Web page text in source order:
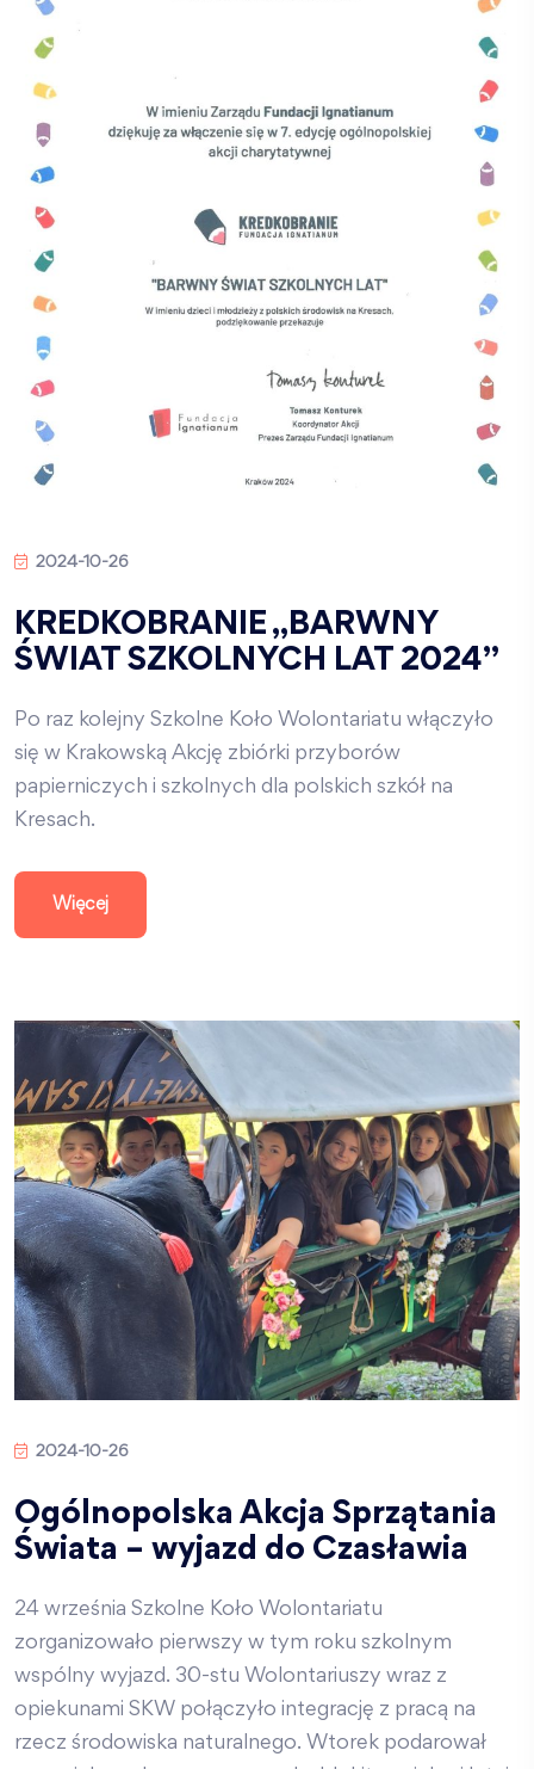
2024-10-26
KREDKOBRANIE „BARWNY
ŚWIAT SZKOLNYCH LAT 2024”
Po raz kolejny Szkolne Koło Wolontariatu włączyło
się w Krakowską Akcję zbiórki przyborów
papierniczych i szkolnych dla polskich szkół na
Kresach.
Więcej
2024-10-26
Ogólnopolska Akcja Sprzątania
Świata – wyjazd do Czasławia
24 września Szkolne Koło Wolontariatu
zorganizowało pierwszy w tym roku szkolnym
wspólny wyjazd. 30-stu Wolontariuszy wraz z
opiekunami SKW połączyło integrację z pracą na
rzecz środowiska naturalnego. Wtorek podarował